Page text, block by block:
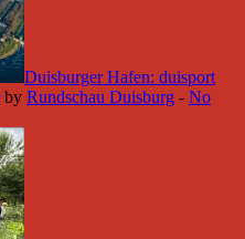
Duisburger Hafen: duisport
by Rundschau Duisburg - No